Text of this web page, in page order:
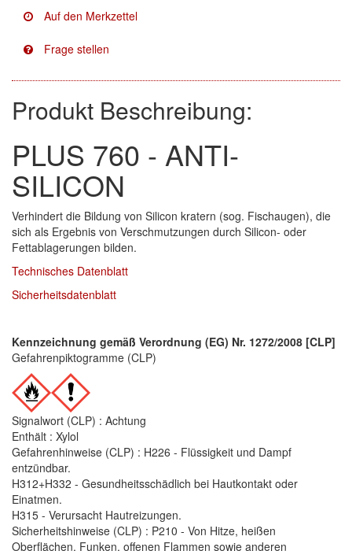
(1)
E-D
EVERCOAT
(2)
Facdos
Indasa
(8)
Mirka
no-name
Novol
(3)
Prevost
Proma
(21)
Sia
Produkt Beschreibung:
PLUS 760 - ANTI-
SILICON
Verhindert die Bildung von Silicon kratern (sog. Fischaugen), die
sich als Ergebnis von Verschmutzungen durch Silicon- oder
Fettablagerungen bilden.
Technisches Datenblatt
Sicherheitsdatenblatt
Kennzeichnung gemäß Verordnung (EG) Nr. 1272/2008 [CLP]
Gefahrenpiktogramme (CLP)
Signalwort (CLP) : Achtung
Enthält : Xylol
Gefahrenhinweise (CLP) : H226 - Flüssigkeit und Dampf
entzündbar.
H312+H332 - Gesundheitsschädlich bei Hautkontakt oder
Einatmen.
H315 - Verursacht Hautreizungen.
Sicherheitshinweise (CLP) : P210 - Von Hitze, heißen
Oberflächen, Funken, offenen Flammen sowie anderen